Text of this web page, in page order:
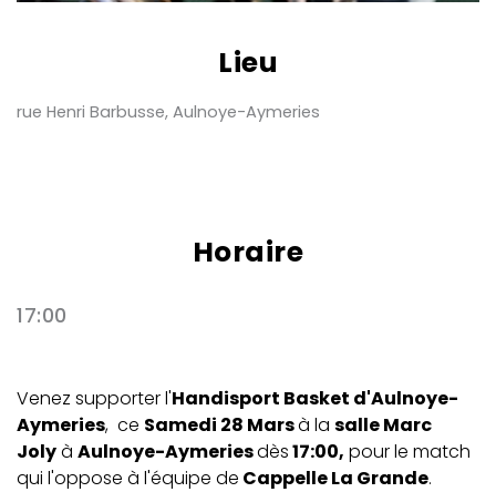
Lieu
rue Henri Barbusse, Aulnoye-Aymeries
Horaire
17:00
Venez supporter l'Handisport Basket d'Aulnoye-
Aymeries, ce Samedi 28 Marsà la salle Marc
Jolyà Aulnoye-Aymeriesdès17:00, pour le match
qui l'oppose à l'équipe de Cappelle La Grande.